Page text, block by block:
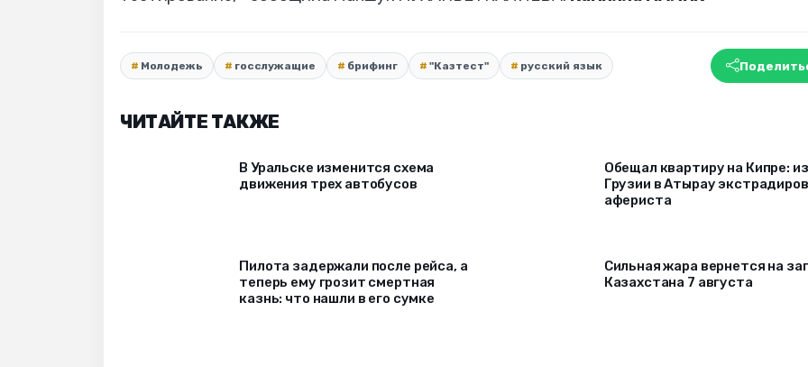
Молодежь госслужащие брифинг "Казтест" русский язык
ЧИТАЙТЕ ТАКЖЕ
В Уральске изменится схема
движения трех автобусов
Обещал квартиру на Кипре: из
Грузии в Атырау
афериста
Пилота задержали после рейса, а
теперь ему грозит смертная
казнь: что нашли в его сумке
Сильная жара вернется на
Казахстана 7 августа